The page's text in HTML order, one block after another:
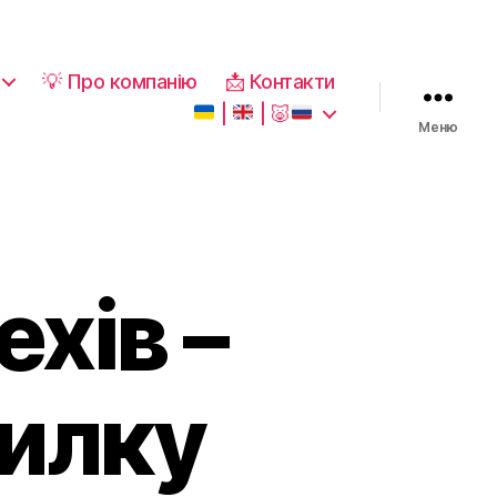
💡 Про компанію
📩 Контакти
🐷
Меню
–